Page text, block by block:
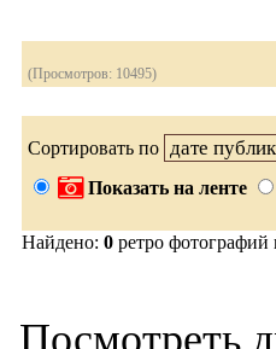
(Просмотров: 10495)
Сортировать по
Показать на ленте
Найдено: 0 ретро
Посмотреть